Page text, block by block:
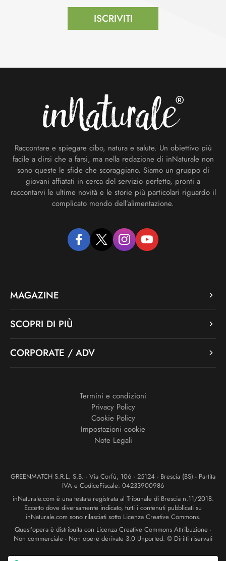
ISCRIVITI
Raccontare e spiegare cibo, natura e salute. Un obiettivo più
facile a dirsi che a farsi, ma nella redazione di inNaturale non
sono queste le sfide che scoraggiano. Siamo un gruppo di
giovani affiatati in cerca del servizio perfetto, pronti a
raccontarvi le ultime novità e le storie più particolari riguardo il
complicato mondo dell’alimentazione.
facebooktwitter instagramyoutube
MAGAZINE
SCOPRI DI PIÙ
CORPORATE / ADV
Termini e condizioni
Privacy Policy
Cookie Policy
Impostazioni cookie
Note Legali
GREENMATCH S.R.L. S.B. - Via Corfù, 106 - 25124 - Brescia (BS) - Partita
IVA e CodiceFiscale: 04233900986
inNaturale.com è una testata registrata al Tribunale di Brescia n.11/2018.
Eccetto dove diversamente indicato, tutti i contenuti pubblicati su
inNaturale.com sono rilasciati sotto Licenza Creative Commons.
Quest’opera è distribuita con Licenza Creative Commons Attribuzione -
Non commerciale - Non opere derivate 3.0 Unported. © Diritti riservati